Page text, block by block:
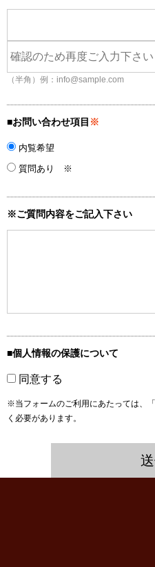
（半角）例：info@sample.com
■お問い合わせ項目 ※
内覧希望
質問あり ※
※ご質問内容をご記入下さい
■個人情報の保護について
同意する
※当フォームのご利用にあたっては、「
く必要があります。